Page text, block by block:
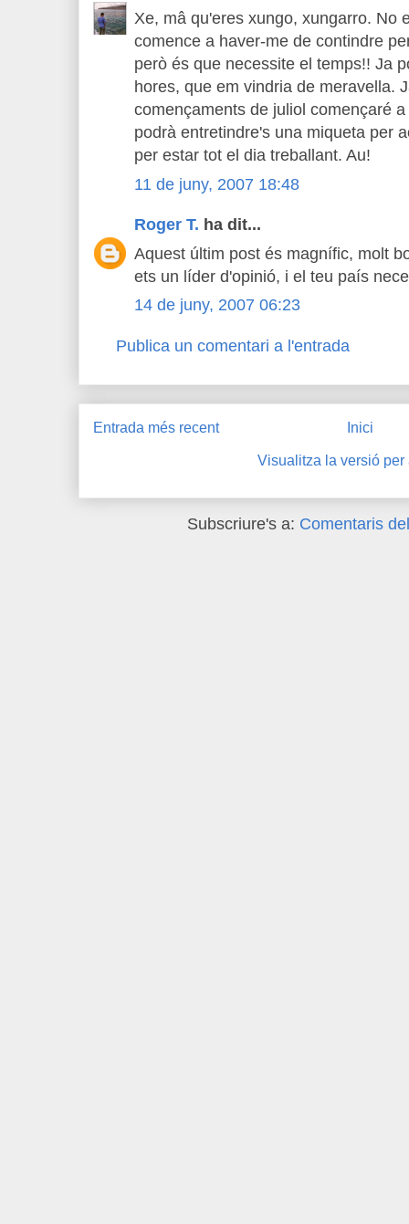
Xe, mâ qu'eres xungo, xungarro. No
comence a haver-me de contindre
però és que necessite el temps!! Ja
hores, que em vindria de meravella.
començaments de juliol començaré
podrà entretindre's una miqueta per
per estar tot el dia treballant. Au!
11 de juny, 2007 18:48
Roger T. ha dit...
Aquest últim post és magnífic, molt
ets un líder d'opinió, i el teu país
14 de juny, 2007 06:23
Publica un comentari a l'entrada
Entrada més recent Inici
Visualitza la versió per
Subscriure's a: Comentaris